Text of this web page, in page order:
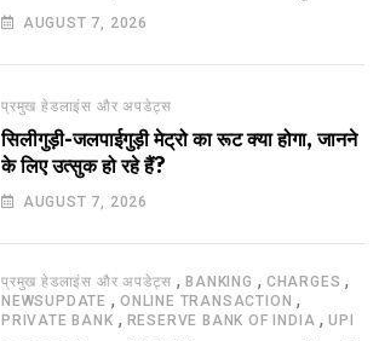
प्रशस्त! एक नए अवतार में लौटा SJDA!
AUGUST 7, 2026
प्रमुख हेडलाइंस और अपडेट्स
सिलीगुड़ी-जलपाईगुड़ी मेट्रो का रूट क्या होगा, जानने
के लिए उत्सुक हो रहे हैं?
AUGUST 7, 2026
प्रमुख हेडलाइंस और अपडेट्स ,BANKING , CHARGES ,
NEWSUPDATE , ONLINE TRANSACTION ,
PRIVATE BANK , RESERVE BANK OF INDIA ,UPI